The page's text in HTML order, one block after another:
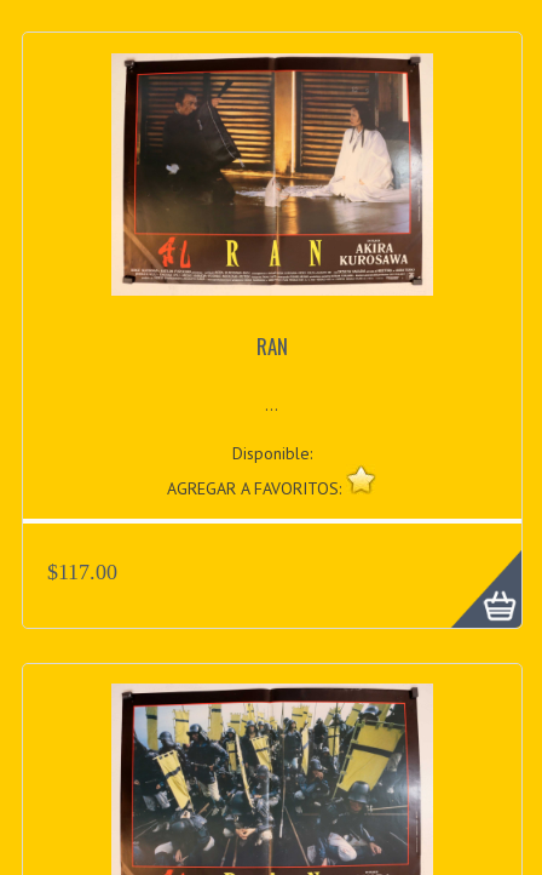
RAN
...
Disponible:
AGREGAR A FAVORITOS:
$117.00